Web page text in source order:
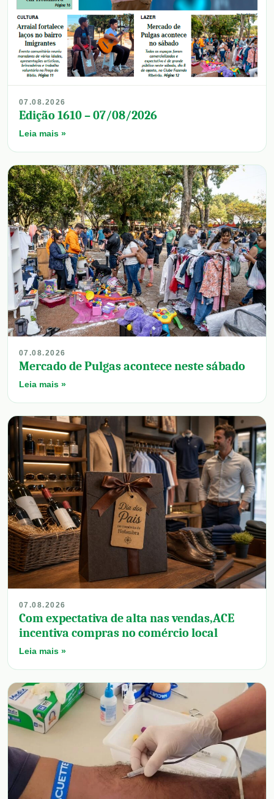
07.08.2026
Edição 1610 – 07/08/2026
Leia mais »
07.08.2026
Mercado de Pulgas acontece neste sábado
Leia mais »
07.08.2026
Com expectativa de alta nas vendas,ACE
incentiva compras no comércio local
Leia mais »